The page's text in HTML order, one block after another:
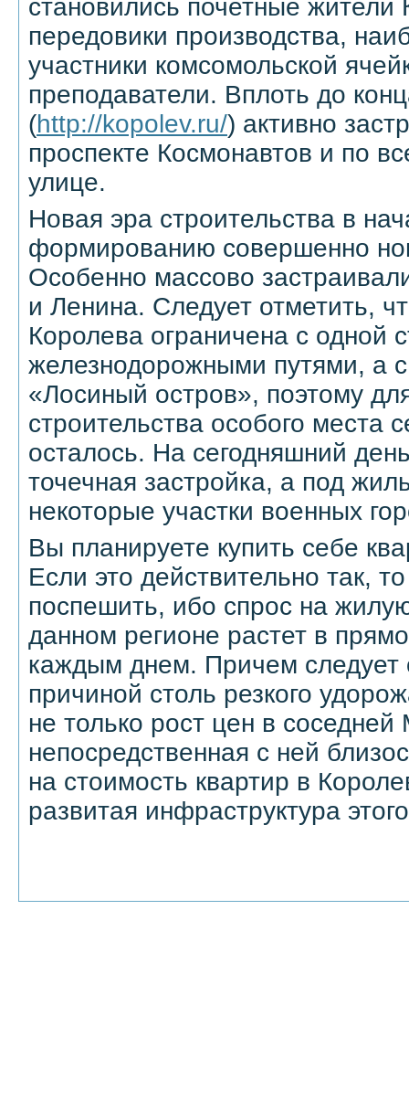
становились почетные жители
передовики производства,
участники комсомольской
преподаватели. Вплоть до
(http://kopolev.ru/) активно
проспекте Космонавтов и по
улице.
Новая эра строительства в
формированию совершенно
Особенно массово
и Ленина. Следует отметить,
Королева ограничена с одной
железнодорожными путями, а
«Лосиный остров», поэтому
строительства особого места
осталось. На сегодняшний
точечная застройка, а под
некоторые участки военных
Вы планируете купить себе
Если это действительно так,
поспешить, ибо спрос на
данном регионе растет в
каждым днем. Причем следует
причиной столь резкого
не только рост цен в
непосредственная с ней
на стоимость квартир в
развитая инфраструктура